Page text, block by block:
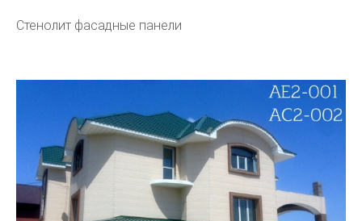
Стенолит фасадные панели